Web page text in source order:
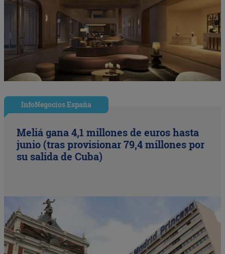
InfoNegocios España
Meliá gana 4,1 millones de euros hasta
junio (tras provisionar 79,4 millones por
su salida de Cuba)